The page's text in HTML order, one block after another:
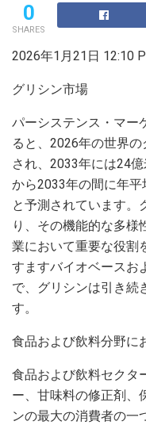
0
SHARES
2026年1月21日 12:10
グリシン市場
パーシステンス・マー
ると、2026年の世界
され、2033年には24
から2033年の間に年平
と予測されています。
り、その機能的な多様
業において重要な役割
すますバイオベースお
で、グリシンは引き続
す。
食品および飲料分野に
食品および飲料セクタ
ー、甘味料の修正剤、
ンの最大の消費者の一